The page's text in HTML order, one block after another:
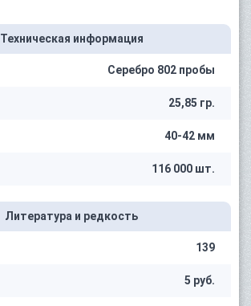
Техническая информация
Серебро 802 пробы
25,85 гр.
40-42 мм
116 000 шт.
Литература и редкость
139
5 руб.